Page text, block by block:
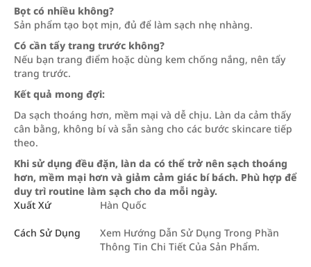
Bọt có nhiều không?
Sản phẩm tạo bọt mịn, đủ để làm sạch nhẹ nhàng.
Có cần tẩy trang trước không?
Nếu bạn trang điểm hoặc dùng kem chống nắng, nên tẩy
trang trước.
Kết quả mong đợi:
Da sạch thoáng hơn, mềm mại và dễ chịu. Làn da cảm thấy
cân bằng, không bí và sẵn sàng cho các bước skincare tiếp
theo.
Khi sử dụng đều đặn, làn da có thể trở nên sạch thoáng
hơn, mềm mại hơn và giảm cảm giác bí bách. Phù hợp để
duy trì routine làm sạch cho da mỗi ngày.
Xuất Xứ
Hàn Quốc
Cách Sử Dụng
Xem Hướng Dẫn Sử Dụng Trong Phần
Thông Tin Chi Tiết Của Sản Phẩm.